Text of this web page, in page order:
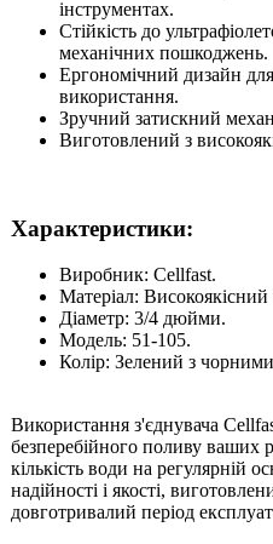
інструментах.
Стійкість до
механічних пошкоджень.
Ергономічний дизайн
використання.
Зручний затискний
Виготовлений з
Характеристики:
Виробник: Cellfast.
Матеріал: Високоякісний
Діаметр: 3/4 дюйми.
Модель: 51-105.
Колір: Зелений з
Використання з'єднувача
безперебійного поливу ваших
кількість води на регулярній
надійності і якості,
довготривалий період